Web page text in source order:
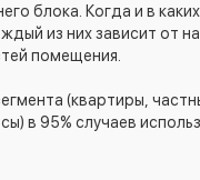
блока. Когда и в
из них зависит от
помещения.
(квартиры,
в 95% случаев